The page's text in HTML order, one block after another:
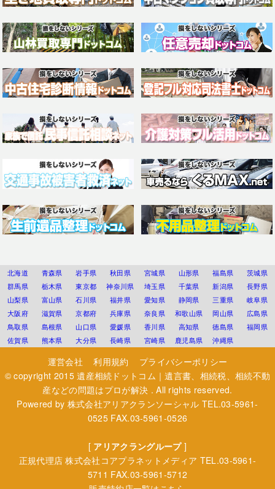
北海道 青森県 岩手県 秋田県 宮城県 山形県 福島県
茨城県
群馬県
栃木県 東京都 神奈川県 埼玉県 千葉県 新潟県
長野県
山梨県
富山県 石川県 福井県 愛知県 静岡県 三重県
岐阜県
大阪府
滋賀県 京都府 兵庫県 奈良県 和歌山県 岡山県
広島県
鳥取県
島根県 山口県 愛媛県 香川県 高知県 徳島県
福岡県
佐賀県
熊本県 大分県 長崎県 宮崎県 鹿児島県 沖縄県
運営会社 利用規約
プライバシーポリシー
© copyright 2015遺産相続ドットコム｜遺言書、相続税、相続不動
産などの問題はプロが解決 . All rights reserved.
Powered by 株式会社アリアクランソーシャル TEL.03-5961-
0525 FAX.03-5961-0526
[ アリアクラングループ]
正規代理店株式会社コアプラネットメディア TEL.03-5961-
5711 FAX.03-5961-5712